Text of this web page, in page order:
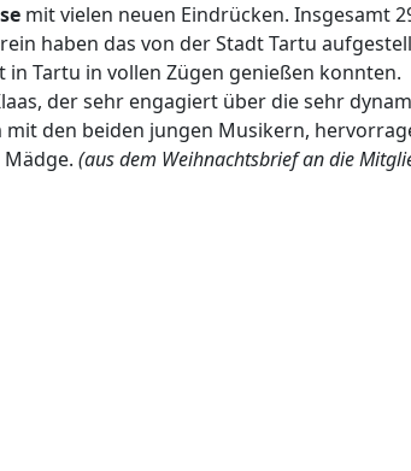
mit vielen neuen Eindrücken. Insgesamt
haben das von der Stadt Tartu
Tartu in vollen Zügen genießen konnten.
der sehr engagiert über die sehr
den beiden jungen Musikern,
(aus dem Weihnachtsbrief an die